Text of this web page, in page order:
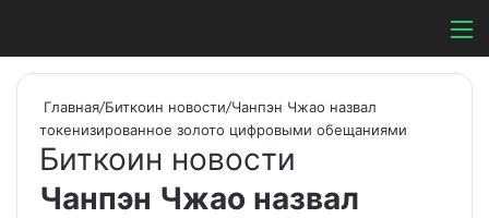
Switch skin
Главная/Биткоин новости/Чанпэн Чжао назвал
токенизированное золото цифровыми обещаниями
Биткоин новости
Чанпэн Чжао назвал